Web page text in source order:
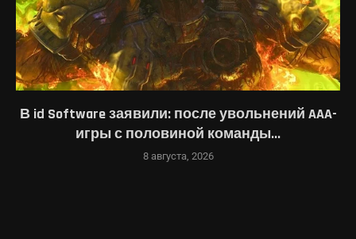
В id Software заявили: после увольнений AAA-
игры с половиной команды...
8 августа, 2026